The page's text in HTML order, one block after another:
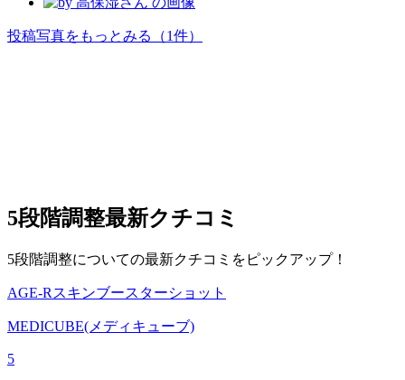
投稿写真をもっとみる （1件）
5段階調整最新クチコミ
5段階調整についての最新クチコミをピックアップ！
AGE-Rスキンブースターショット
MEDICUBE(メディキューブ)
5